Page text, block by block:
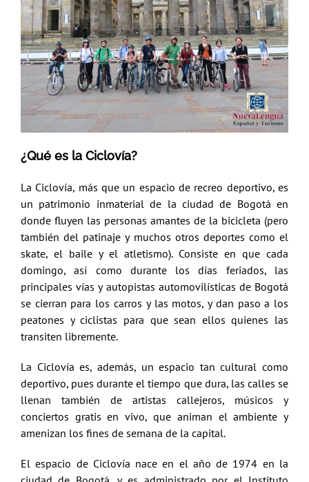
¿Qué es la Ciclovía?
La Ciclovía, más que un espacio de recreo deportivo, es
un patrimonio inmaterial de la ciudad de Bogotá en
donde fluyen las personas amantes de la bicicleta (pero
también del patinaje y muchos otros deportes como el
skate, el baile y el atletismo). Consiste en que cada
domingo, así como durante los días feriados, las
principales vías y autopistas automovilísticas de Bogotá
se cierran para los carros y las motos, y dan paso a los
peatones y ciclistas para que sean ellos quienes las
transiten libremente.
La Ciclovía es, además, un espacio tan cultural como
deportivo, pues durante el tiempo que dura, las calles se
llenan también de artistas callejeros, músicos y
conciertos gratis en vivo, que animan el ambiente y
amenizan los fines de semana de la capital.
El espacio de Ciclovía nace en el año de 1974 en la